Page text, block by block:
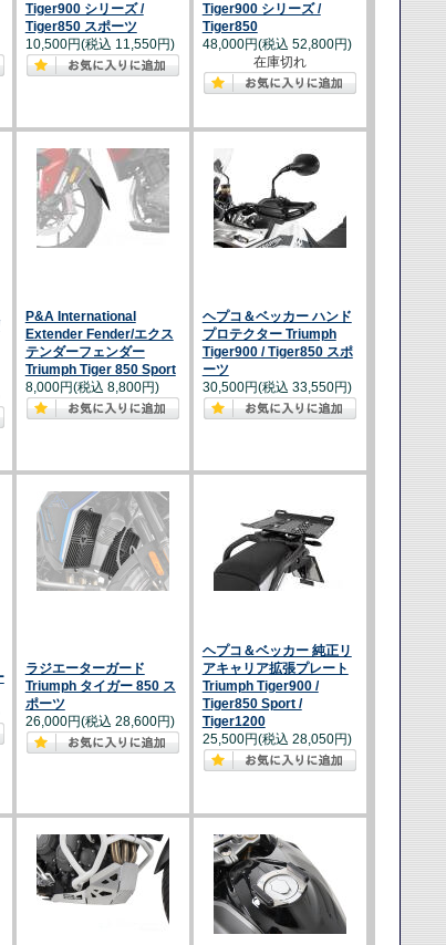
Tiger900 シリーズ /
Tiger850 スポーツ
10,500円(税込 11,550円)
Tiger900 シリーズ /
Tiger850
48,000円(税込 52,800円)
在庫切れ
P&A International
Extender Fender/エクス
テンダーフェンダー
Triumph Tiger 850 Sport
8,000円(税込 8,800円)
ヘプコ＆ベッカー ハンド
プロテクター Triumph
Tiger900 / Tiger850 スポ
ーツ
30,500円(税込 33,550円)
ラジエーターガード
Triumph タイガー 850 ス
ポーツ
26,000円(税込 28,600円)
ヘプコ＆ベッカー 純正リ
アキャリア拡張プレート
Triumph Tiger900 /
Tiger850 Sport /
Tiger1200
25,500円(税込 28,050円)